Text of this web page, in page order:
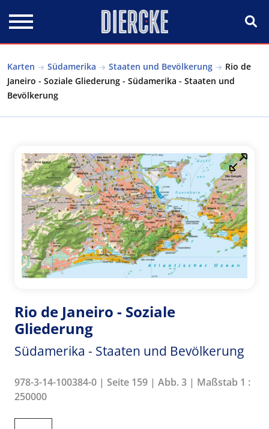
Karten Südamerika Staaten und Bevölkerung
Rio de
Janeiro - Soziale Gliederung - Südamerika - Staaten und
Bevölkerung
Rio de Janeiro - Soziale
Gliederung
Südamerika - Staaten und Bevölkerung
978-3-14-100384-0 | Seite 159 | Abb. 3 | Maßstab 1 :
250000